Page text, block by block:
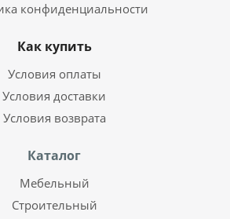
конфиденциальности
Как купить
Условия оплаты
Условия доставки
Условия возврата
Каталог
Мебельный
Строительный